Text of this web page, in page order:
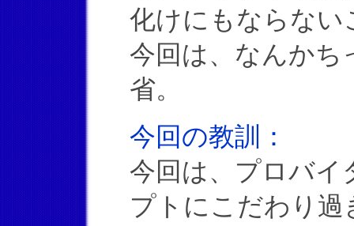
化けにもならない
今回は、なんかち
省。
今回の教訓：
今回は、プロバイ
プトにこだわり